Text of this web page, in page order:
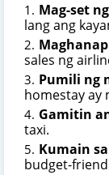
Mag-set
lang ang
sales ng
Pumili ng
homestay ay
Gamitin
taxi.
Kumain
budget-